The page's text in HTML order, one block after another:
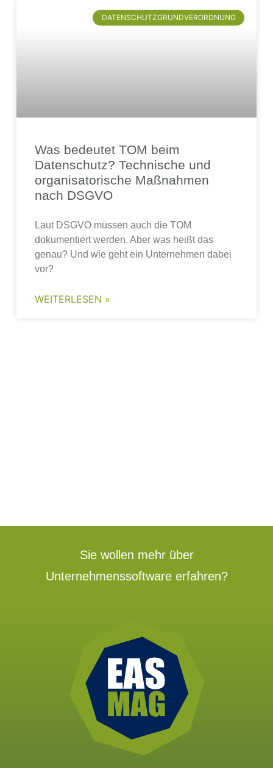
DATENSCHUTZGRUNDVERORDNUNG
Was bedeutet TOM beim
Datenschutz? Technische und
organisatorische Maßnahmen
nach DSGVO
Laut DSGVO müssen auch die TOM
dokumentiert werden. Aber was heißt das
genau? Und wie geht ein Unternehmen dabei
vor?
WEITERLESEN »
Sie wollen mehr über
Unternehmenssoftware erfahren?